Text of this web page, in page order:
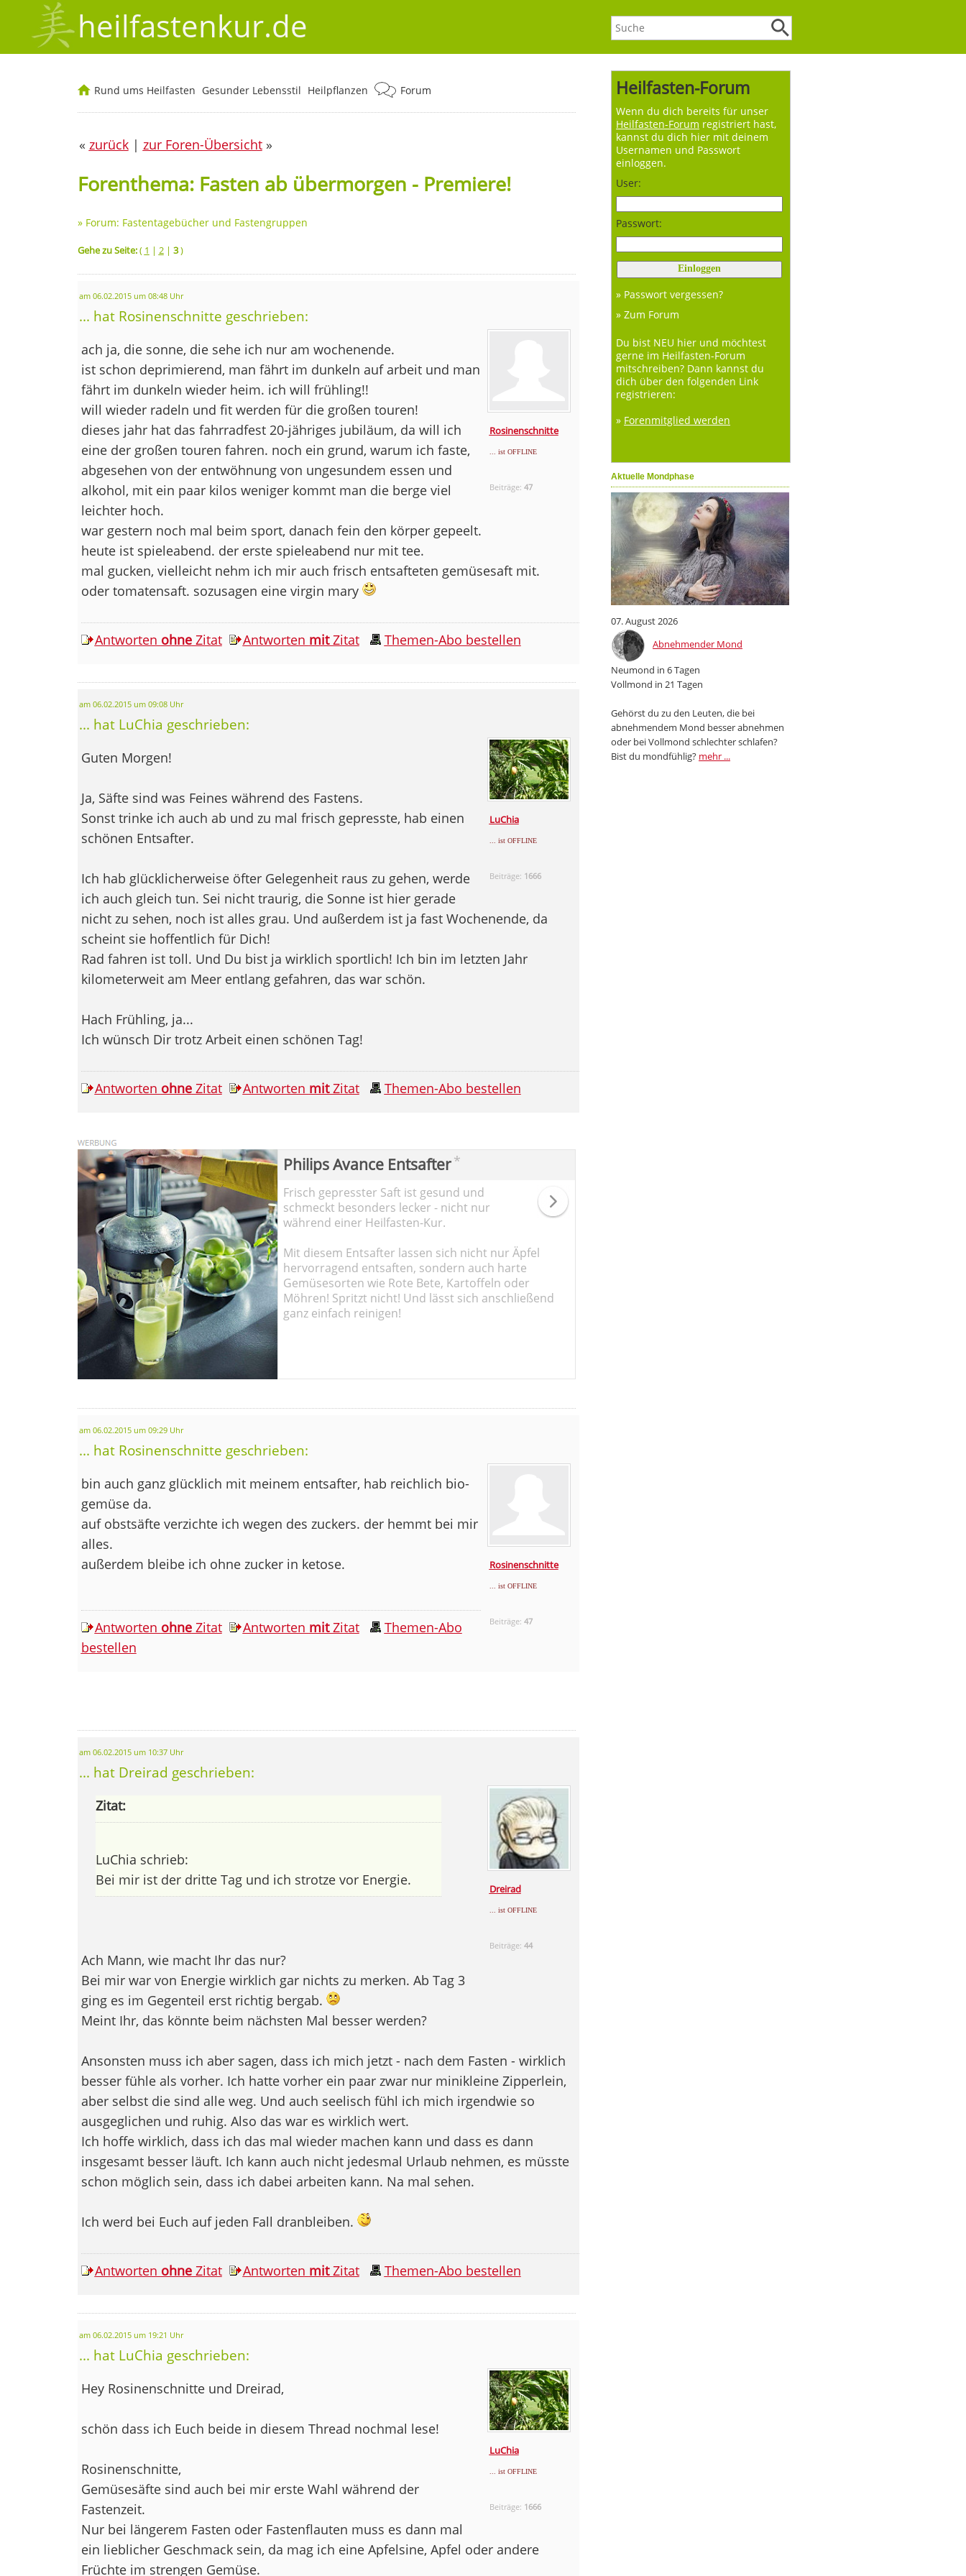
heilfastenkur.de
Heilfasten-Forum
Wenn du dich bereits für unser
Heilfasten-Forum registriert hast,
kannst du dich hier mit deinem
Usernamen und Passwort
einloggen.
User:
Passwort:
» Passwort vergessen?
» Zum Forum
Du bist NEU hier und möchtest
gerne im Heilfasten-Forum
mitschreiben? Dann kannst du
dich über den folgenden Link
registrieren:
» Forenmitglied werden
Aktuelle Mondphase
07. August 2026
Abnehmender Mond
Neumond in 6 Tagen
Vollmond in 21 Tagen
Gehörst du zu den Leuten, die bei
abnehmendem Mond besser abnehmen
oder bei Vollmond schlechter schlafen?
Bist du mondfühlig? mehr ...
Rund ums Heilfasten Gesunder Lebensstil Heilpflanzen Forum
« zurück| zur Foren-Übersicht»
Forenthema: Fasten ab übermorgen - Premiere!
» Forum: Fastentagebücher und Fastengruppen
Gehe zu Seite:( 1 | 2| 3)
am 06.02.2015 um 08:48 Uhr
... hat Rosinenschnitte geschrieben:
Rosinenschnitte
... ist OFFLINE
Beiträge: 47
ach ja, die sonne, die sehe ich nur am wochenende.
ist schon deprimierend, man fährt im dunkeln auf arbeit und man
fährt im dunkeln wieder heim. ich will frühling!!
will wieder radeln und fit werden für die großen touren!
dieses jahr hat das fahrradfest 20-jähriges jubiläum, da will ich
eine der großen touren fahren. noch ein grund, warum ich faste,
abgesehen von der entwöhnung von ungesundem essen und
alkohol, mit ein paar kilos weniger kommt man die berge viel
leichter hoch.
war gestern noch mal beim sport, danach fein den körper gepeelt.
heute ist spieleabend. der erste spieleabend nur mit tee.
mal gucken, vielleicht nehm ich mir auch frisch entsafteten gemüsesaft mit.
oder tomatensaft. sozusagen eine virgin mary
Antworten ohneZitat Antworten mitZitat Themen-Abo bestellen
am 06.02.2015 um 09:08 Uhr
... hat LuChia geschrieben:
LuChia
... ist OFFLINE
Beiträge: 1666
Guten Morgen!
Ja, Säfte sind was Feines während des Fastens.
Sonst trinke ich auch ab und zu mal frisch gepresste, hab einen
schönen Entsafter.
Ich hab glücklicherweise öfter Gelegenheit raus zu gehen, werde
ich auch gleich tun. Sei nicht traurig, die Sonne ist hier gerade
nicht zu sehen, noch ist alles grau. Und außerdem ist ja fast Wochenende, da
scheint sie hoffentlich für Dich!
Rad fahren ist toll. Und Du bist ja wirklich sportlich! Ich bin im letzten Jahr
kilometerweit am Meer entlang gefahren, das war schön.
Hach Frühling, ja...
Ich wünsch Dir trotz Arbeit einen schönen Tag!
Antworten ohneZitat Antworten mitZitat Themen-Abo bestellen
Philips Avance Entsafter*
Frisch gepresster Saft ist gesund und
schmeckt besonders lecker - nicht nur
während einer Heilfasten-Kur.
Mit diesem Entsafter lassen sich nicht nur Äpfel
hervorragend entsaften, sondern auch harte
Gemüsesorten wie Rote Bete, Kartoffeln oder
Möhren! Spritzt nicht! Und lässt sich anschließend
ganz einfach reinigen!
am 06.02.2015 um 09:29 Uhr
... hat Rosinenschnitte geschrieben:
Rosinenschnitte
... ist OFFLINE
Beiträge: 47
bin auch ganz glücklich mit meinem entsafter, hab reichlich bio-
gemüse da.
auf obstsäfte verzichte ich wegen des zuckers. der hemmt bei mir
alles.
außerdem bleibe ich ohne zucker in ketose.
Antworten ohneZitat Antworten mitZitat
Themen-Abo
bestellen
am 06.02.2015 um 10:37 Uhr
... hat Dreirad geschrieben:
Dreirad
... ist OFFLINE
Beiträge: 44
Zitat:
LuChia schrieb:
Bei mir ist der dritte Tag und ich strotze vor Energie.
Ach Mann, wie macht Ihr das nur?
Bei mir war von Energie wirklich gar nichts zu merken. Ab Tag 3
ging es im Gegenteil erst richtig bergab.
Meint Ihr, das könnte beim nächsten Mal besser werden?
Ansonsten muss ich aber sagen, dass ich mich jetzt - nach dem Fasten - wirklich
besser fühle als vorher. Ich hatte vorher ein paar zwar nur minikleine Zipperlein,
aber selbst die sind alle weg. Und auch seelisch fühl ich mich irgendwie so
ausgeglichen und ruhig. Also das war es wirklich wert.
Ich hoffe wirklich, dass ich das mal wieder machen kann und dass es dann
insgesamt besser läuft. Ich kann auch nicht jedesmal Urlaub nehmen, es müsste
schon möglich sein, dass ich dabei arbeiten kann. Na mal sehen.
Ich werd bei Euch auf jeden Fall dranbleiben.
Antworten ohneZitat Antworten mitZitat Themen-Abo bestellen
am 06.02.2015 um 19:21 Uhr
... hat LuChia geschrieben:
LuChia
... ist OFFLINE
Beiträge: 1666
Hey Rosinenschnitte und Dreirad,
schön dass ich Euch beide in diesem Thread nochmal lese!
Rosinenschnitte,
Gemüsesäfte sind auch bei mir erste Wahl während der
Fastenzeit.
Nur bei längerem Fasten oder Fastenflauten muss es dann mal
ein lieblicher Geschmack sein, da mag ich eine Apfelsine, Apfel oder andere
Früchte im strengen Gemüse.